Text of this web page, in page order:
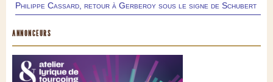
Philippe Cassard, retour à Gerberoy sous le signe de Schubert
ANNONCEURS